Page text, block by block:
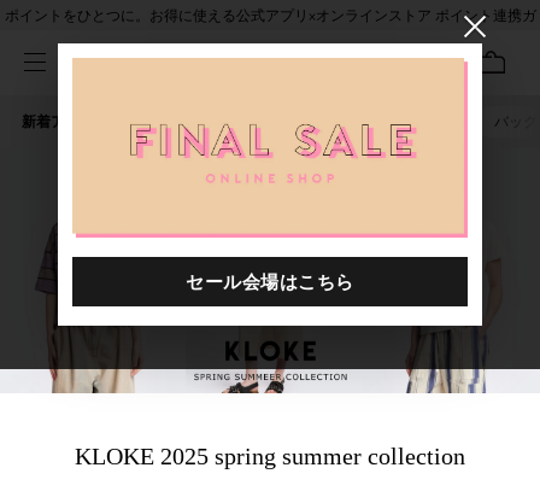
ポイントをひとつに。お得に使える公式アプリ×オンラインストア ポイント連携ガ
新着アイテム 人気ワード セール 40th限定 バッグ
KLOKE 2025 spring summer collection